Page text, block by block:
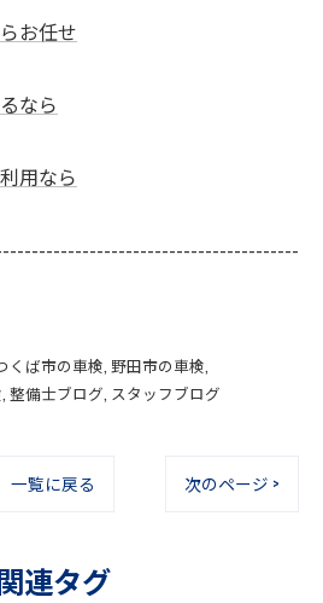
お任せ
なら
用なら
くば市の車検 野田市の車検
整備士ブログ スタッフブログ
一覧に戻る 次のページ >
連タグ